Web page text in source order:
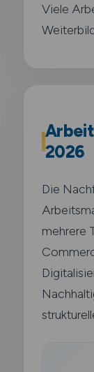
Viele
2026
Die
mehrere